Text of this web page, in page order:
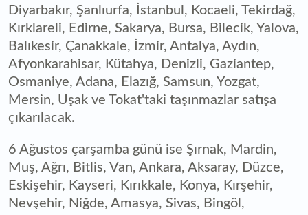
Diyarbakır, Şanlıurfa, İstanbul, Kocaeli, Tekirdağ,
Kırklareli, Edirne, Sakarya, Bursa, Bilecik, Yalova,
Balıkesir, Çanakkale, İzmir, Antalya, Aydın,
Afyonkarahisar, Kütahya, Denizli, Gaziantep,
Osmaniye, Adana, Elazığ, Samsun, Yozgat,
Mersin, Uşak ve Tokat'taki taşınmazlar satışa
çıkarılacak.
6 Ağustos çarşamba günü ise Şırnak, Mardin,
Muş, Ağrı, Bitlis, Van, Ankara, Aksaray, Düzce,
Eskişehir, Kayseri, Kırıkkale, Konya, Kırşehir,
Nevşehir, Niğde, Amasya, Sivas, Bingöl,